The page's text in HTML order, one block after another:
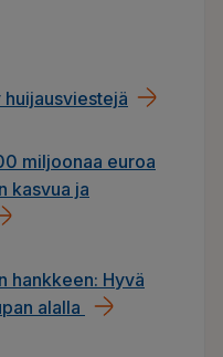
miljoonaa euroa
kasvua ja
hankkeen: Hyvä
alalla